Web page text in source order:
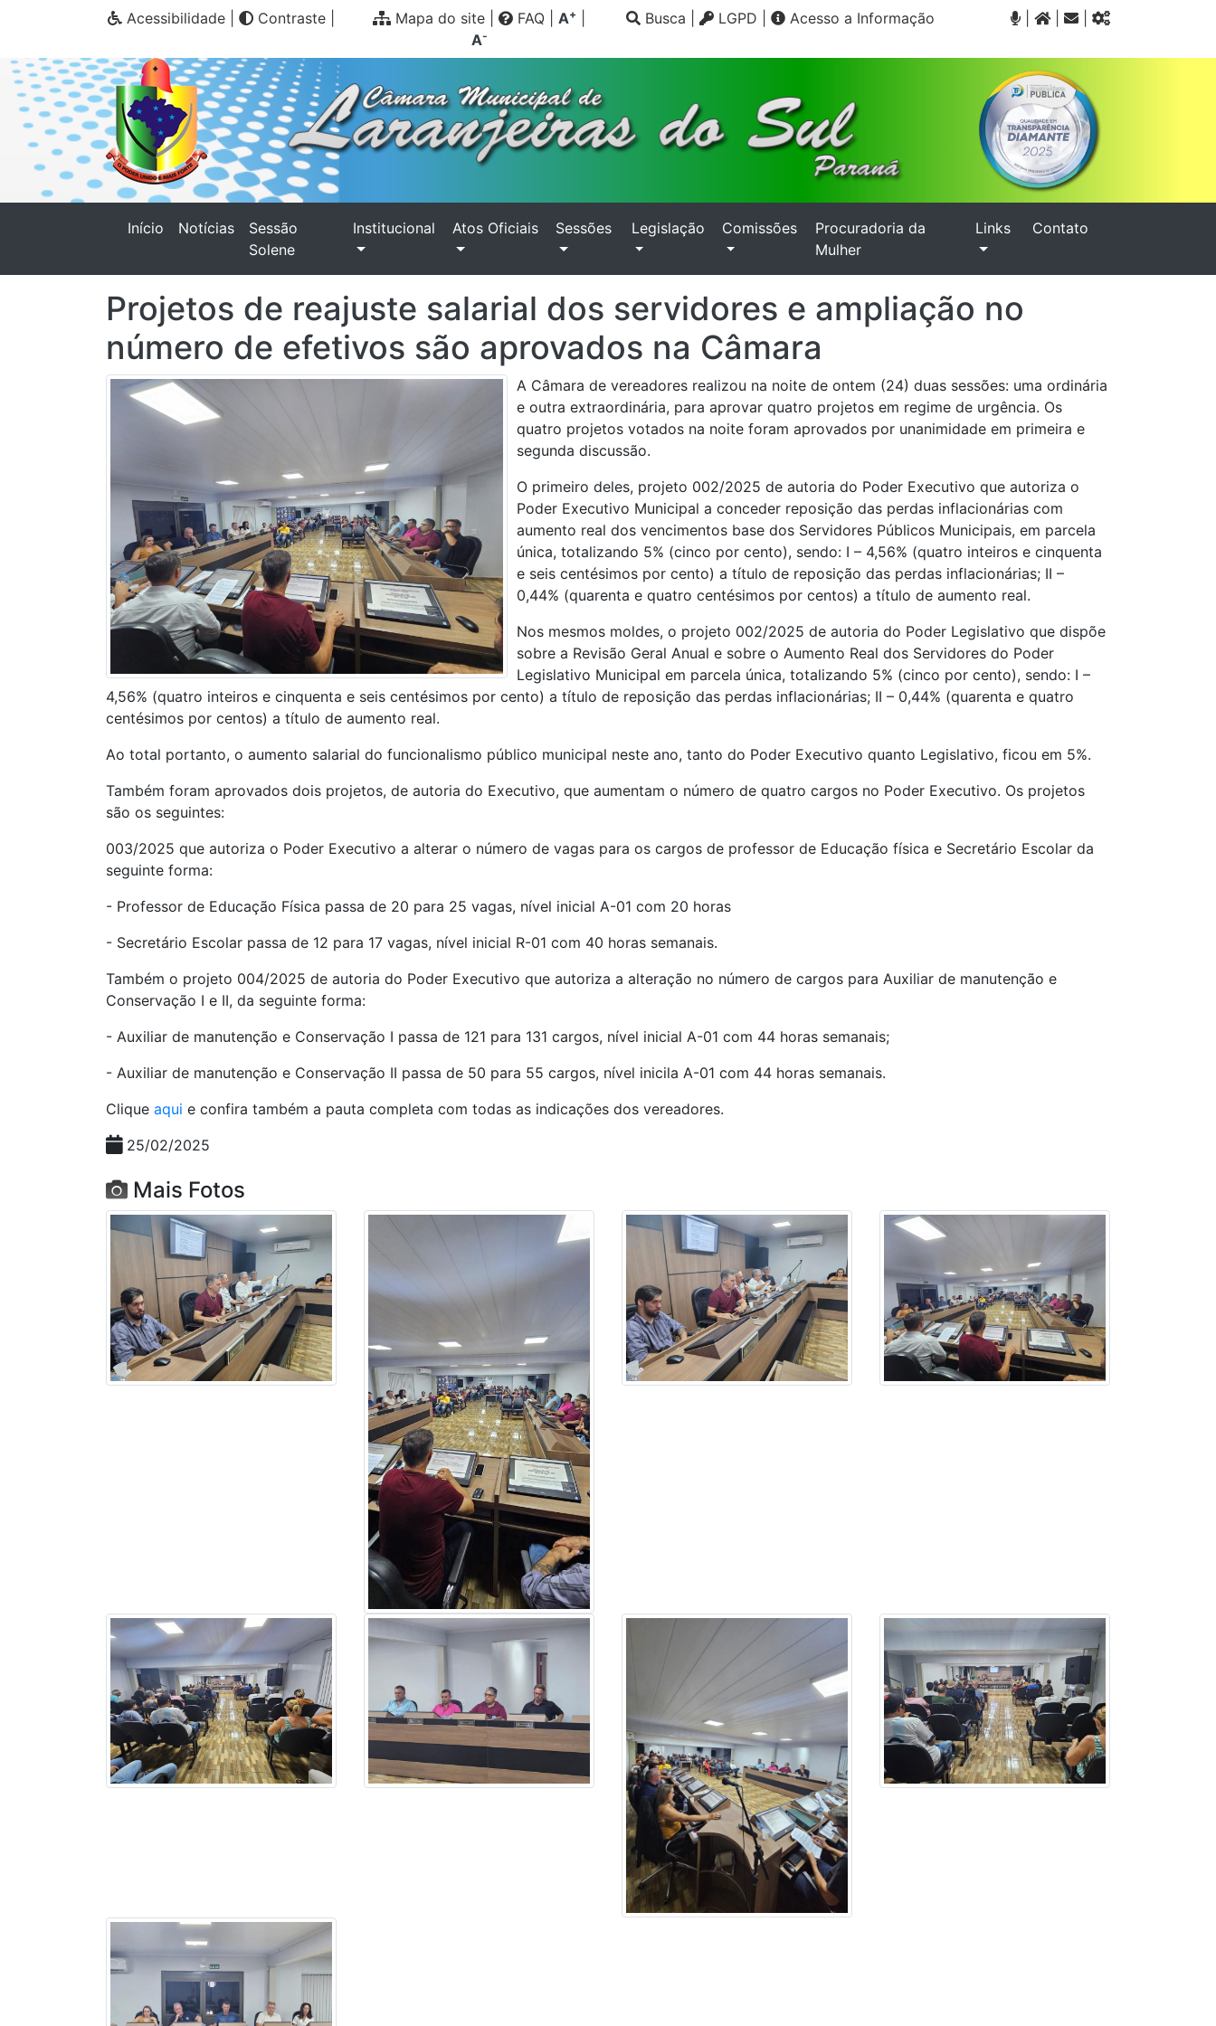
Acessibilidade Contraste Mapa do site FAQ A+
A-
Busca LGPD Acesso a Informação |
Início (current)
Notícias
Sessão
Solene
Institucional Atos Oficiais Sessões Legislação Comissões
Procuradoria da
Mulher
Links Contato
Projetos de reajuste salarial dos servidores e ampliação no
número de efetivos são aprovados na Câmara
A Câmara de vereadores realizou na noite de ontem (24) duas sessões: uma ordinária
e outra extraordinária, para aprovar quatro projetos em regime de urgência. Os
quatro projetos votados na noite foram aprovados por unanimidade em primeira e
segunda discussão.
O primeiro deles, projeto 002/2025 de autoria do Poder Executivo que autoriza o
Poder Executivo Municipal a conceder reposição das perdas inflacionárias com
aumento real dos vencimentos base dos Servidores Públicos Municipais, em parcela
única, totalizando 5% (cinco por cento), sendo: I – 4,56% (quatro inteiros e cinquenta
e seis centésimos por cento) a título de reposição das perdas inflacionárias; II –
0,44% (quarenta e quatro centésimos por centos) a título de aumento real.
Nos mesmos moldes, o projeto 002/2025 de autoria do Poder Legislativo que dispõe
sobre a Revisão Geral Anual e sobre o Aumento Real dos Servidores do Poder
Legislativo Municipal em parcela única, totalizando 5% (cinco por cento), sendo: I –
4,56% (quatro inteiros e cinquenta e seis centésimos por cento) a título de reposição das perdas inflacionárias; II – 0,44% (quarenta e quatro
centésimos por centos) a título de aumento real.
Ao total portanto, o aumento salarial do funcionalismo público municipal neste ano, tanto do Poder Executivo quanto Legislativo, ficou em 5%.
Também foram aprovados dois projetos, de autoria do Executivo, que aumentam o número de quatro cargos no Poder Executivo. Os projetos
são os seguintes:
003/2025 que autoriza o Poder Executivo a alterar o número de vagas para os cargos de professor de Educação física e Secretário Escolar da
seguinte forma:
- Professor de Educação Física passa de 20 para 25 vagas, nível inicial A-01 com 20 horas
- Secretário Escolar passa de 12 para 17 vagas, nível inicial R-01 com 40 horas semanais.
Também o projeto 004/2025 de autoria do Poder Executivo que autoriza a alteração no número de cargos para Auxiliar de manutenção e
Conservação I e II, da seguinte forma:
- Auxiliar de manutenção e Conservação I passa de 121 para 131 cargos, nível inicial A-01 com 44 horas semanais;
- Auxiliar de manutenção e Conservação II passa de 50 para 55 cargos, nível inicila A-01 com 44 horas semanais.
Clique aqui e confira também a pauta completa com todas as indicações dos vereadores.
25/02/2025
Mais Fotos